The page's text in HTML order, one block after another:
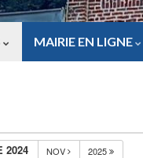
MAIRIE EN LIGNE
2024 NOV 2025